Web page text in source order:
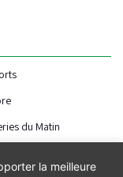
du Matin
la meilleure